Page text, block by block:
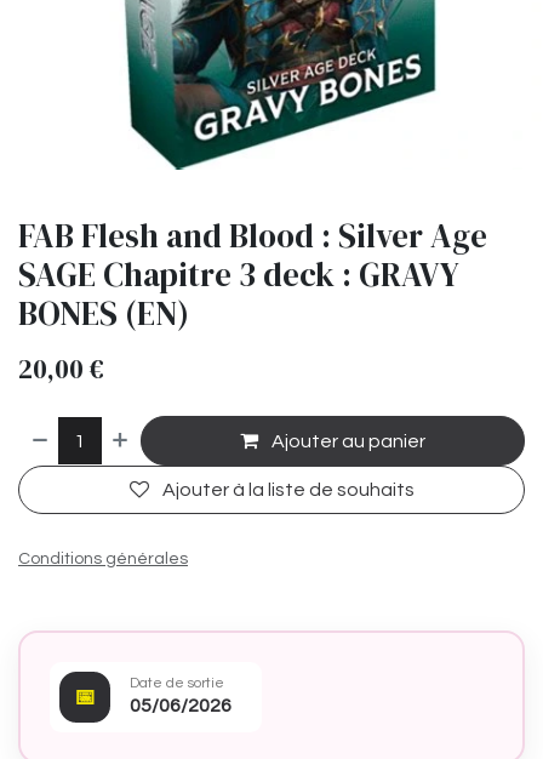
FAB Flesh and Blood : Silver Age
SAGE Chapitre 3 deck : GRAVY
BONES (EN)
20,00 €
Ajouter au panier
Ajouter à la liste de souhaits
Conditions générales
📅
Date de sortie
05/06/2026